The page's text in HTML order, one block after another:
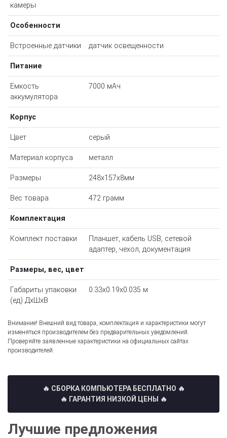
камеры
Особенности
Встроенные датчики датчик освещенности
Питание
Емкость
аккумулятора
7000 мAч
Корпус
Цвет серый
Материал корпуса металл
Размеры 248x157x8мм
Вес товара 472 грамм
Комплектация
Комплект поставки
Планшет, кабель USB, сетевой
адаптер, чехол, документация
Размеры, вес, цвет
Габариты упаковки
(ед) ДхШхВ
0.33x0.19x0.035 м
Внимание! Внешний вид товара, комплектация и характеристики могут
изменяться производителем без предварительных уведомлений.
Проверяйте заявленные характеристики на официальных сайтах
производителей.
🔥 СБОРКА КОМПЬЮТЕРА БЕСПЛАТНО 🔥
🔥 ГАРАНТИЯ НИЗКОЙ ЦЕНЫ 🔥
Лучшие предложения